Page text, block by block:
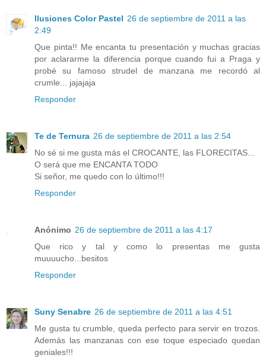
Ilusiones Color Pastel 26 de septiembre de 2011 a las
2:49
Que pinta!! Me encanta tu presentación y muchas gracias
por aclararme la diferencia porque cuando fui a Praga y
probé su famoso strudel de manzana me recordó al
crumle... jajajaja
Responder
Te de Ternura 26 de septiembre de 2011 a las 2:54
No sé si me gusta más el CROCANTE, las FLORECITAS...
O será que me ENCANTA TODO
Si señor, me quedo con lo último!!!
Responder
Anónimo 26 de septiembre de 2011 a las 4:17
Que rico y tal y como lo presentas me gusta
muuuucho...besitos
Responder
Suny Senabre 26 de septiembre de 2011 a las 4:51
Me gusta tu crumble, queda perfecto para servir en trozos.
Además las manzanas con ese toque especiado quedan
geniales!!!